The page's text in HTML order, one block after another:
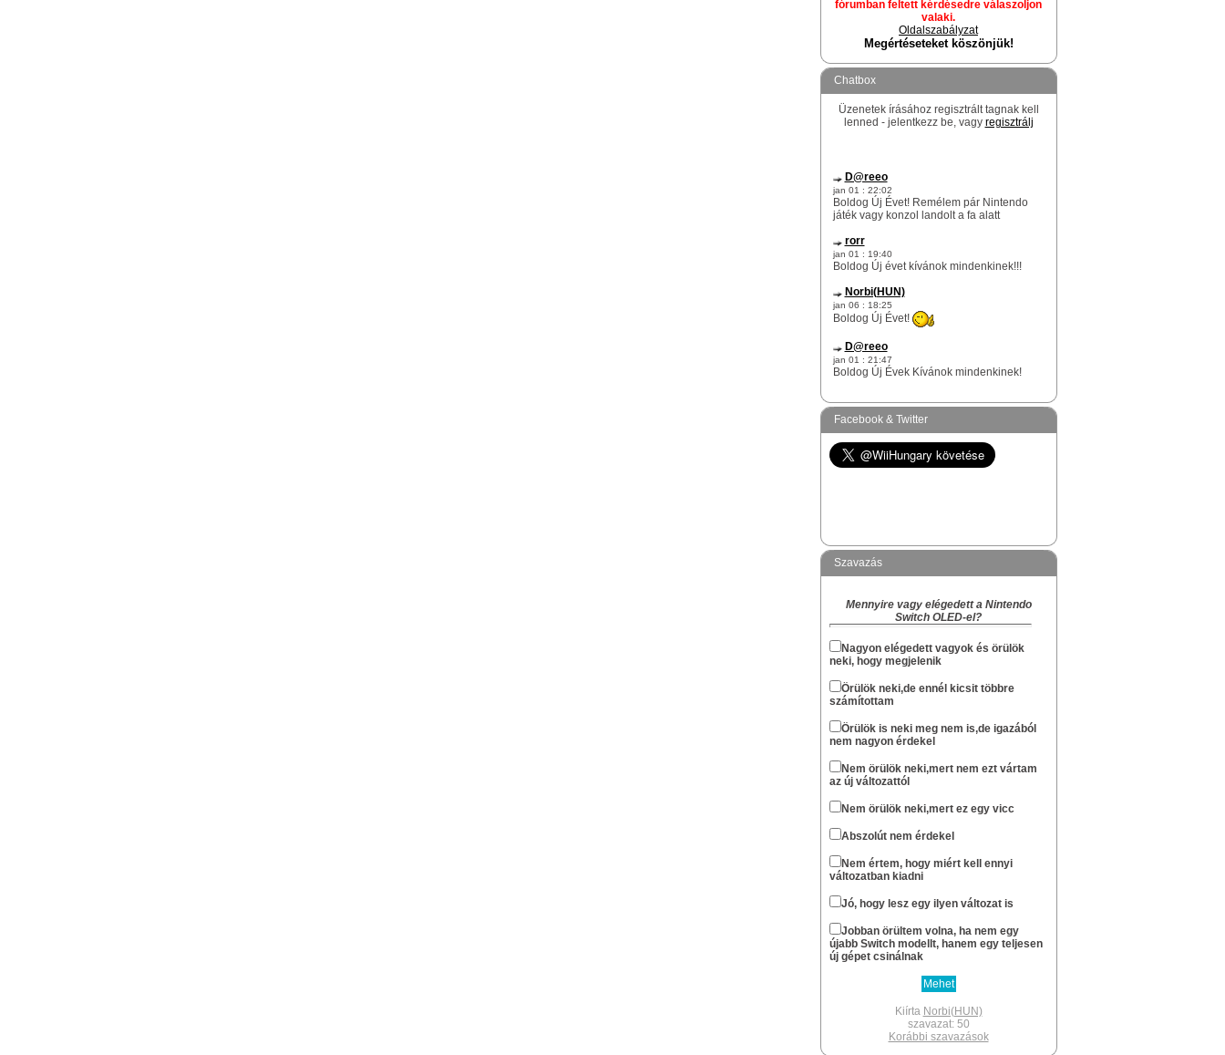
fórumban feltett kérdésedre válaszoljon
valaki.
Oldalszabályzat
Megértéseteket köszönjük!
Chatbox
Üzenetek írásához regisztrált tagnak kell
lenned - jelentkezz be, vagy regisztrálj
D@reeo
jan 01 : 22:02
Boldog Új Évet! Remélem pár Nintendo
játék vagy konzol landolt a fa alatt
rorr
jan 01 : 19:40
Boldog Új évet kívánok mindenkinek!!!
Norbi(HUN)
jan 06 : 18:25
Boldog Új Évet!
D@reeo
jan 01 : 21:47
Boldog Új Évek Kívánok mindenkinek!
rorr te egy igazi WiiHungary-s túlélő vagy
Na skacok, van még olyan "rejtett" Survivor
dec 09 : 17:29
Hi!
van kedved hangolódni az ünnepekre, az
megírhatja a készülődés és a Karácsony
várás hangulatát, hogy kinek hogyan zajlik
...ha csak nem halt ki véglegesen az oldal.
Norbi(HUN)
okt 13 : 22:57
stewe81
Sziasztok! Él még azért az oldal?
febr 11 : 14:49
Nem gondoltam volna resolve , hogy te
még fellátogatsz az oldalra.
Xbox -os léted révén gondoltam hogy lesz
egy Series géped.
Én lassan két hete várom hogy
megjelenéskor már egyszer
berendeltem,de meguntam hogy fél év
után sem volt kapható, inkább
elruházkodtam az árát.
Switch megvan az mellé pedig hogy
tánogassam a Japánokat csak egy PS5
jöhet szóba.Nagyon sok rá a jó játék.Az új
kontroller pedig olyan élmény ami csak
PS-en van.A PSVR2 is most jön az pedig
megint egy brutál kütyü.Volt egyes VR-om,
szerettem nagyon.
Facebook & Twitter
Szavazás
Mennyire vagy elégedett a Nintendo
Switch OLED-el?
Nagyon elégedett vagyok és örülök
neki, hogy megjelenik
Örülök neki,de ennél kicsit többre
számítottam
Örülök is neki meg nem is,de igazából
nem nagyon érdekel
Nem örülök neki,mert nem ezt vártam
az új változattól
Nem örülök neki,mert ez egy vicc
Abszolút nem érdekel
Nem értem, hogy miért kell ennyi
változatban kiadni
Jó, hogy lesz egy ilyen változat is
Jobban örültem volna, ha nem egy
újabb Switch modellt, hanem egy teljesen
új gépet csinálnak
Kiírta Norbi(HUN)
szavazat: 50
Korábbi szavazások